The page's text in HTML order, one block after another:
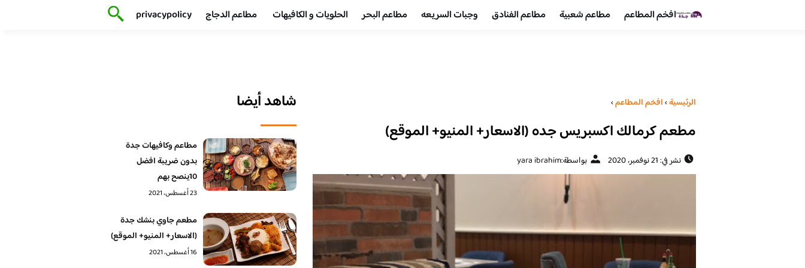
افخم المطاعم مطاعم شعبية مطاعم الفنادق وجبات السريعه مطاعم البحر الحلويات و الكافيهات ‎ مطاعم الدجاج privacypolicy
الرئيسية›افخم المطاعم›
مطعم كرمالك اكسبريس جده (الاسعار+ المنيو+ الموقع)
نشر في: 21 نوفمبر، 2020 بواسطة:yara ibrahim
شاهد أيضا
مطاعم وكافيهات جدة
بدون ضريبة افضل
10ينصح بهم
23 أغسطس، 2021
مطعم جاوي بنشك جدة
(الاسعار+ المنيو+ الموقع)
16 أغسطس، 2021